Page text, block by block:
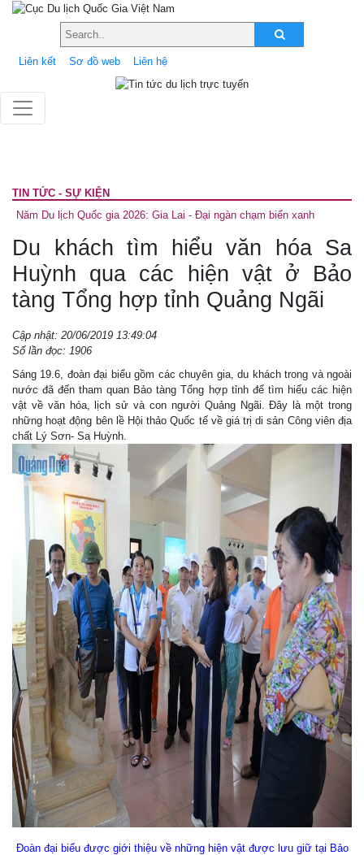
Liên kết Sơ đồ web Liên hệ
TIN TỨC - SỰ KIỆN
Năm Du lịch Quốc gia 2026: Gia Lai - Đại ngàn chạm biển xanh
Du khách tìm hiểu văn hóa Sa
Huỳnh qua các hiện vật ở Bảo
tàng Tổng hợp tỉnh Quảng Ngãi
Cập nhật: 20/06/2019 13:49:04
Số lần đọc: 1906
Sáng 19.6, đoàn đại biểu gồm các chuyên gia, du khách trong và ngoài
nước đã đến tham quan Bảo tàng Tổng hợp tỉnh để tìm hiểu các hiện
vật về văn hóa, lịch sử và con người Quảng Ngãi. Đây là một trong
những hoạt động bên lề Hội thảo Quốc tế về giá trị di sản Công viên địa
chất Lý Sơn- Sa Huỳnh.
Đoàn đại biểu được giới thiệu về những hiện vật được lưu giữ tại Bảo